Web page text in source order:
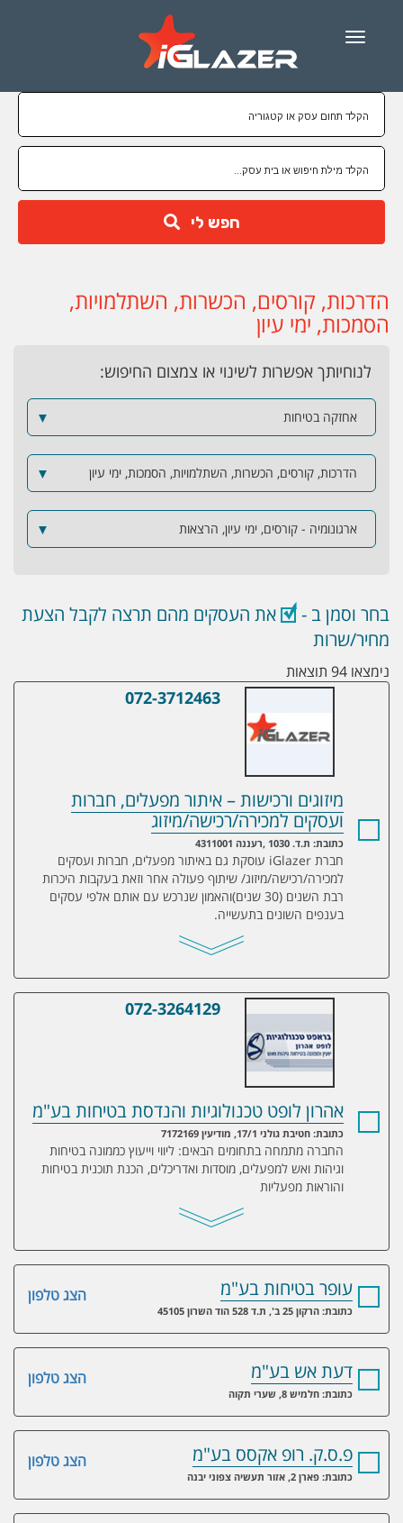
Menu
חפש לי
הדרכות, קורסים, הכשרות, השתלמויות,
הסמכות, ימי עיון
לנוחיותך אפשרות לשינוי או צמצום החיפוש:
אחזקה בטיחות ▼
הדרכות, קורסים, הכשרות, השתלמויות, הסמכות, ימי עיון ▼
ארגונומיה - קורסים, ימי עיון, הרצאות ▼
בחר וסמן ב -
את העסקים מהם תרצה לקבל הצעת
מחיר/שרות
נימצאו 94 תוצאות
מיזוגים ורכישות – איתור מפעלים, חברות
072-3712463
מיזוגים ורכישות – איתור מפעלים, חברות
ועסקים למכירה/רכישה/מיזוג
כתובת: ת.ד. 1030 ,רעננה 4311001
חברת iGlazer עוסקת גם באיתור מפעלים, חברות ועסקים
למכירה/רכישה/מיזוג/ שיתוף פעולה אחר וזאת בעקבות היכרות
רבת השנים (30 שנים)והאמון שנרכש עם אותם אלפי עסקים
בענפים השונים בתעשייה.
אהרון לופט טכנולוגיות והנדסת בטיחות
072-3264129
אהרון לופט טכנולוגיות והנדסת בטיחות בע"מ
כתובת: חטיבת גולני 17/1, מודיעין 7172169
החברה מתמחה בתחומים הבאים: ליווי וייעוץ כממונה בטיחות
וגיהות ואש למפעלים, מוסדות ואדריכלים, הכנת תוכנית בטיחות
והוראות מפעליות
הצג טלפון עופר בטיחות בע"מ
כתובת: הרקון 25 ב', ת.ד 528 הוד השרון 45105
הצג טלפון דעת אש בע"מ
כתובת: חלמיש 8, שערי תקוה
הצג טלפון פ.ס.ק. רופ אקסס בע"מ
כתובת: פארן 2, אזור תעשיה צפוני יבנה